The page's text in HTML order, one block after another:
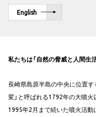
English
私たちは「自然の脅威と人間生
長崎県島原半島の中央に位置
変」と呼ばれる1792年の大噴
1995年2月まで続いた噴火活